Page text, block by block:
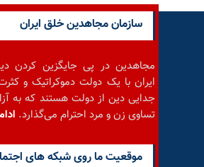
سازمان مجاهدین خلق ایران
مجاهدین در پی جایگزین کردن
ایران با یک دولت دموکراتیک و
جدایی دین از دولت هستند که به
تساوی زن و مرد احترام می‌گذارد.
موقعيت ما روى شبكه هاى